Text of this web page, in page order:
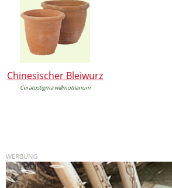
Chinesischer Bleiwurz
Ceratostigma willmottianum